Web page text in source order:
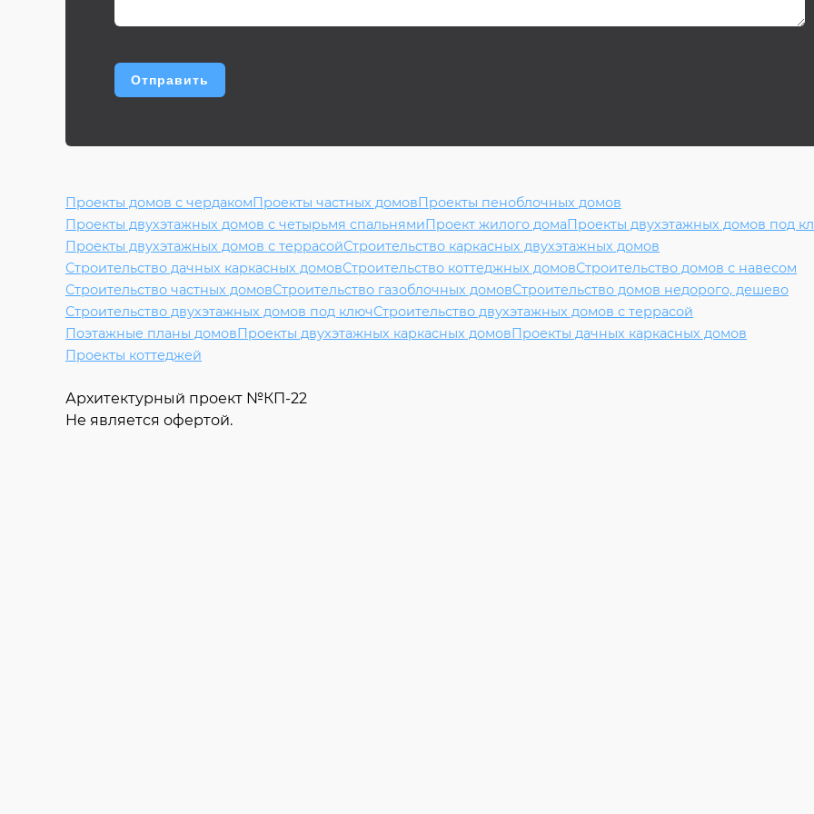
Проекты домов с чердакомПроекты частных домовПроекты пеноблочных домов
Проекты двухэтажных домов с четырьмя спальнямиПроект жилого домаПроекты двухэтажных домов под
Проекты двухэтажных домов с террасойСтроительство каркасных двухэтажных домов
Строительство дачных каркасных домовСтроительство коттеджных домовСтроительство домов с навесом
Строительство частных домовСтроительство газоблочных домовСтроительство домов недорого, дешево
Строительство двухэтажных домов под ключСтроительство двухэтажных домов с террасой
Поэтажные планы домовПроекты двухэтажных каркасных домовПроекты дачных каркасных домов
Проекты коттеджей
Архитектурный проект №КП-22
Не является офертой.